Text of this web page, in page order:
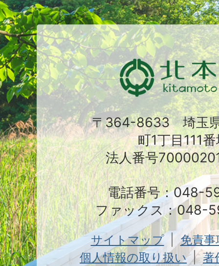
〒364-8633 埼玉
町1丁目111
法人番号
電話番号：048-
ファックス：048-
サイトマップ
免責
個人情報の取り扱い
著